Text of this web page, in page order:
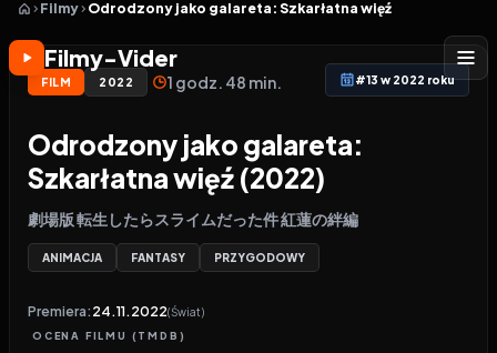
Filmy-Vider
Filmy Odrodzony jako galareta: Szkarłatna więź
FILM 2022 1 godz. 48 min. #13 w 2022 roku
Odrodzony jako galareta:
Szkarłatna więź (2022)
劇場版 転生したらスライムだった件 紅蓮の絆編
ANIMACJA FANTASY PRZYGODOWY
Premiera: 24.11.2022(Świat)
OCENA FILMU (TMDB)